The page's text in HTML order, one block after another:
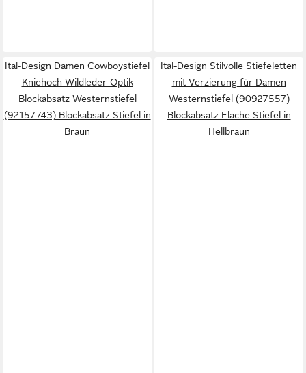
Ital-Design Damen Cowboystiefel
Kniehoch Wildleder-Optik
Blockabsatz Westernstiefel
(92157743) Blockabsatz Stiefel in
Braun
Ital-Design Stilvolle Stiefeletten
mit Verzierung für Damen
Westernstiefel (90927557)
Blockabsatz Flache Stiefel in
Hellbraun